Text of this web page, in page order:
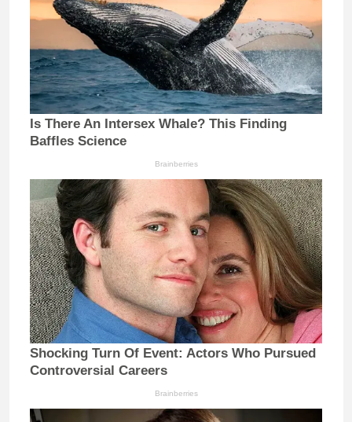
Is There An Intersex Whale? This Finding
Baffles Science
Brainberries
Shocking Turn Of Event: Actors Who Pursued
Controversial Careers
Brainberries